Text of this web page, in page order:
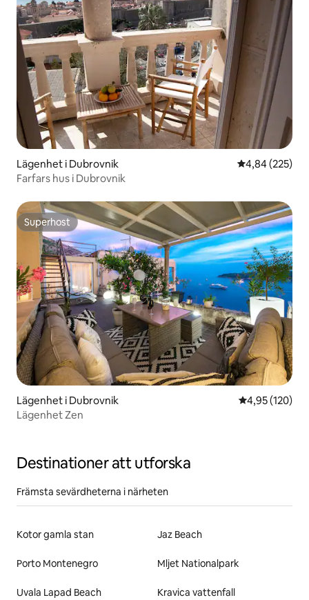
Lägenhet i Dubrovnik 4,84 av 5 i
4,84 (225)
Farfars hus i Dubrovnik
Superhost
Superhost
Lägenhet i Dubrovnik 4,95 av 5 i
4,95 (120)
Lägenhet Zen
Destinationer att utforska
Främsta sevärdheterna i närheten
Kotor gamla stan Jaz Beach
Porto Montenegro Mljet Nationalpark
Uvala Lapad Beach Kravica vattenfall